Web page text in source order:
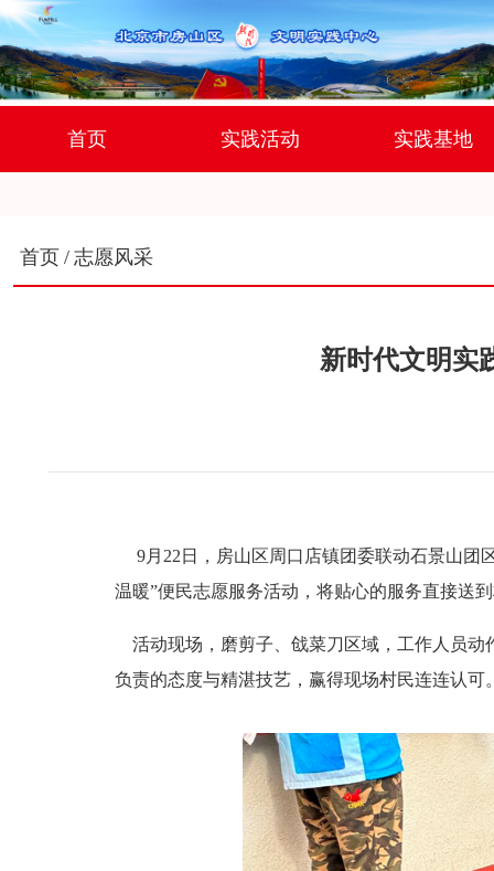
首页 实践活动 实践基地
首页 / 志愿风采
新时代文明实
9月 22 日，房山区周口店镇团委联动石景山团
温暖”便民志愿服务活动，将贴心的服务直接送
活动现场，磨剪子、戗菜刀区域，工作人员
负责的态度与精湛技艺，赢得现场村民连连认可